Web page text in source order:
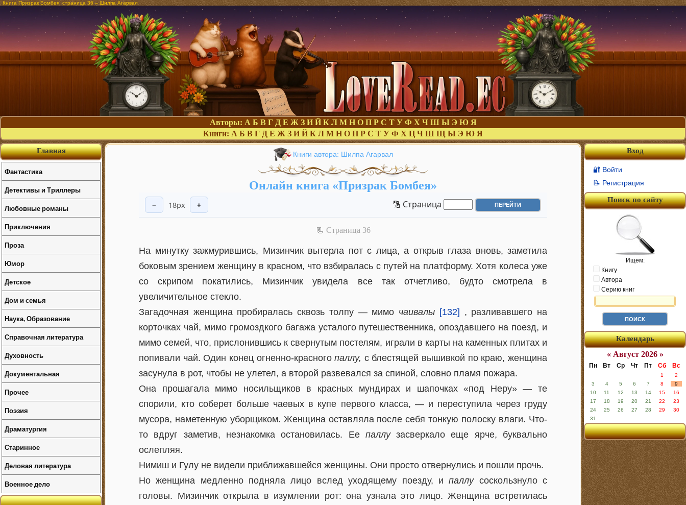
Книга Призрак Бомбея, страница 36 – Шилпа Агарвал
Авторы: А Б В Г Д Е Ж З И Й К Л М Н О П Р С Т У Ф Х Ч Ш Ы Э Ю Я
Книги: А Б В Г Д Е Ж З И Й К Л М Н О П Р С Т У Ф Х Ц Ч Ш Щ Ы Э Ю Я
Книги автора: Шилпа Агарвал
Онлайн книга «Призрак Бомбея»
− 18px + 🔢 Страница
📃 Cтраница 36
Ha минутку зажмурившись, Мизинчик вытерла пот с лица, а открыв глаза вновь, заметила
боковым зрением женщину в красном, что взбиралась с путей на платформу. Хотя колеса уже
со скрипом покатились, Мизинчик увидела все так отчетливо, будто смотрела в
увеличительное стекло.
Загадочная женщина пробиралась сквозь толпу — мимо чаивалы [132] , разливавшего на
корточках чай, мимо громоздкого багажа усталого путешественника, опоздавшего на поезд, и
мимо семей, что, прислонившись к свернутым постелям, играли в карты на каменных плитах и
попивали чай. Один конец огненно-красногопаллу, с блестящей вышивкой по краю, женщина
засунула в рот, чтобы не улетел, а второй развевался за спиной, словно пламя пожара.
Она прошагала мимо носильщиков в красных мундирах и шапочках «под Неру» — те
спорили, кто соберет больше чаевых в купе первого класса, — и переступила через груду
мусора, наметенную уборщиком. Женщина оставляла после себя тонкую полоску влаги. Что-
то вдруг заметив, незнакомка остановилась. Ее паллузасверкало еще ярче, буквально
ослепляя.
Нимиш и Гулу не видели приближавшейся женщины. Они просто отвернулись и пошли прочь.
Но женщина медленно подняла лицо вслед уходящему поезду, ипаллусоскользнуло с
головы. Мизинчик открыла в изумлении рот: она узнала это лицо. Женщина встретилась
Вход
🔐 Войти
📝 Регистрация
Поиск по сайту
Ищем:
Книгу
Автора
Серию книг
Календарь
« Август 2026 »
Пн Вт Ср Чт Пт Сб Вс
1
2
3
4 5 6 7 8
9
10
11 12 13 14 15
16
17
18 19 20 21 22
23
24
25 26 27 28 29
30
31
Главная
Фантастика
Детективы и Триллеры
Любовные романы
Приключения
Проза
Юмор
Детское
Дом и семья
Наука, Образование
Справочная литература
Духовность
Документальная
Прочее
Поэзия
Драматургия
Старинное
Деловая литература
Военное дело